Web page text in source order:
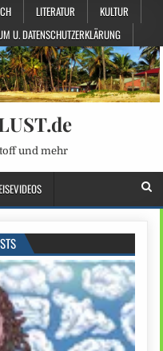
LITERATUR
KULTUR
U. DATENSCHUTZERKLÄRUNG
und mehr